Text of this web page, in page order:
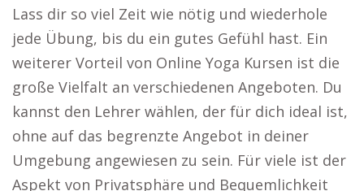
Lass dir so viel Zeit wie nötig und wiederhole
jede Übung, bis du ein gutes Gefühl hast. Ein
weiterer Vorteil von Online Yoga Kursen ist die
große Vielfalt an verschiedenen Angeboten. Du
kannst den Lehrer wählen, der für dich ideal ist,
ohne auf das begrenzte Angebot in deiner
Umgebung angewiesen zu sein. Für viele ist der
Aspekt von Privatsphäre und Bequemlichkeit